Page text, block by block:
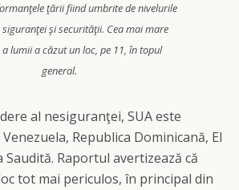
ţării fiind umbrite de nivelurile
siguranţei şi securităţii. Cea mai mare
lumii a căzut un loc, pe 11, în topul
general.
al nesiguranţei, SUA este
Republica Dominicană, El
Saudită. Raportul avertizează că
tot mai periculos, în principal din